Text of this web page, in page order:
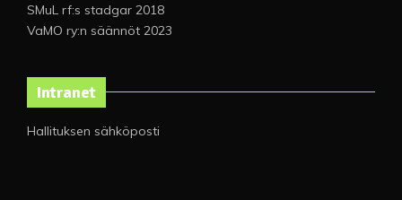
SMuL rf:s stadgar 2018
VaMO ry:n säännöt 2023
Intranet
Hallituksen sähköposti